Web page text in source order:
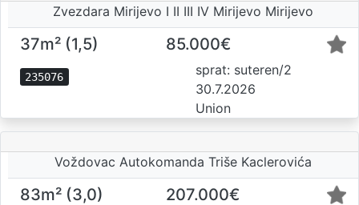
Zvezdara Mirijevo I II III IV Mirijevo Mirijevo
37m² (1,5) 85.000€
235076
sprat: suteren/2
30.7.2026
Union
Voždovac Autokomanda Triše Kaclerovića
83m² (3,0) 207.000€